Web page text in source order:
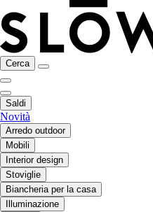
Cerca
Saldi
Novità
Arredo outdoor
Mobili
Interior design
Stoviglie
Biancheria per la casa
Illuminazione